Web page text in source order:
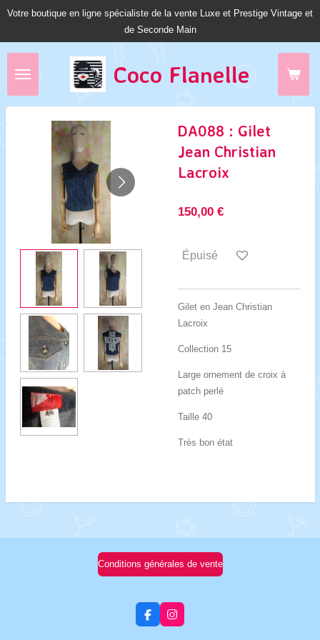
Passer
Coco Flanelle
Votre boutique en ligne spécialiste de la vente Luxe et Prestige Vintage et
de Seconde Main
DA088 : Gilet
Jean Christian
Lacroix
150,00 €
Épuisé
Gilet en Jean Christian
Lacroix
Collection 15
Large ornement de croix à
patch perlé
Taille 40
Très bon état
Conditions générales de vente
F
a
I
n